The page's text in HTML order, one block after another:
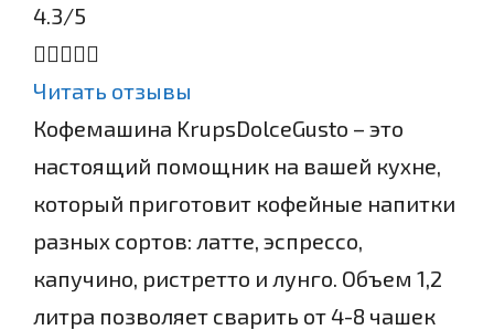
4.3/5
Читать отзывы
Кофемашина KrupsDolceGusto – это
настоящий помощник на вашей кухне,
который приготовит кофейные напитки
разных сортов: латте, эспрессо,
капучино, ристретто и лунго. Объем 1,2
литра позволяет сварить от 4-8 чашек